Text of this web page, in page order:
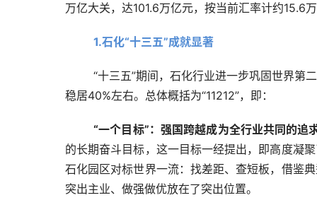
万亿大关，达101.6万亿元，按当前汇率计约15.6
1.石化“十三五”成就显著
“十三五”期间，石化行业进一步巩固世界第
稳居40%左右。总体概括为“11212”，即：
“一个目标”：强国跨越成为全行业共同的追
的长期奋斗目标，这一目标一经提出，即高度凝
石化园区对标世界一流：找差距、查短板，借鉴
突出主业、做强做优放在了突出位置。